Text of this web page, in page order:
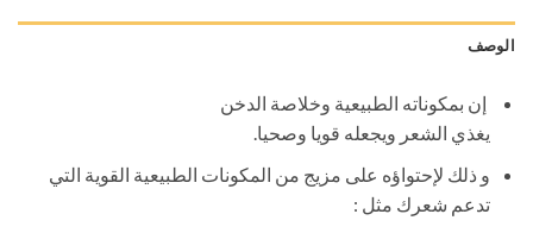
الوصف
إن بمكوناته الطبيعية وخلاصة الدخن
يغذي الشعر ويجعله قويا وصحيا.
و ذلك لإحتواؤه على مزيج من المكونات الطبيعية القوية التي
تدعم شعرك مثل :